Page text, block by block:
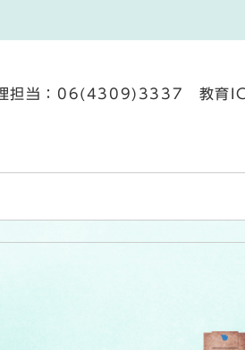
当：06(4309)3337 教育